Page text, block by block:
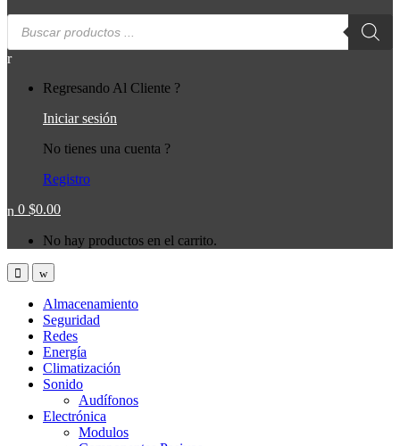
Búsqueda
productos
Regresando Al Cliente ?
Iniciar sesión
No tienes una cuenta ?
Registro
0 $0.00
No hay productos en el carrito.
Almacenamiento
Seguridad
Redes
Energía
Climatización
Sonido
Audífonos
Electrónica
Modulos